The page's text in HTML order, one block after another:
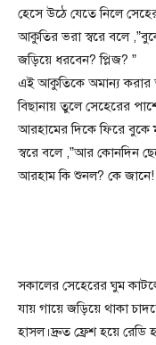
হেসে উঠে যেতে নিলে
আকুতির ভরা স্বরে বলে
জড়িয়ে ধরবেন? প্লিজ? ”
এই আকুতিকে অমান্য করার
বিছানায় তুলে সেহেরের
আরহামের দিকে ফিরে বুকে
স্বরে বলে ,”আর কোনদিন
আরহাম কি শুনল? কে জানে!
সকালের সেহেরের ঘুম
যায় গায়ে জড়িয়ে থাকা
হাসল।দ্রুত ফ্রেশ হয়ে